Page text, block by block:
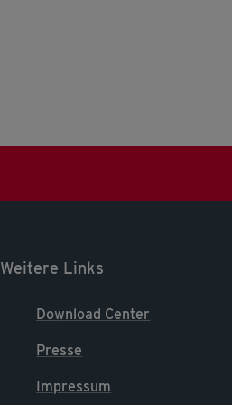
Weitere Links
Download Center
Presse
Impressum